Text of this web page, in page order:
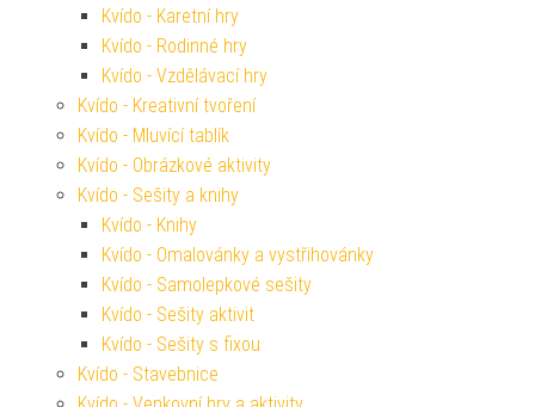
Kvído - Karetní hry
Kvído - Rodinné hry
Kvído - Vzdělávací hry
Kvído - Kreativní tvoření
Kvído - Mluvící tablík
Kvído - Obrázkové aktivity
Kvído - Sešity a knihy
Kvído - Knihy
Kvído - Omalovánky a vystřihovánky
Kvído - Samolepkové sešity
Kvído - Sešity aktivit
Kvído - Sešity s fixou
Kvído - Stavebnice